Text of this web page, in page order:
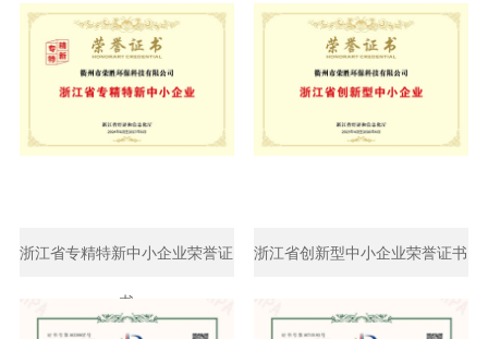
浙江省专精特新中小企业荣誉证
书
浙江省创新型中小企业荣誉证书